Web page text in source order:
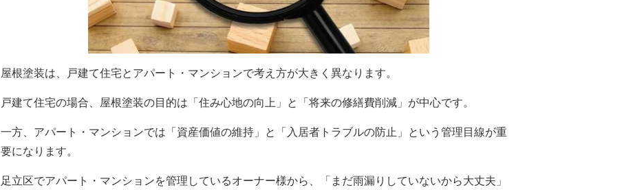
屋根塗装は、戸建て住宅とアパート・マンションで考え方が大きく異なります。
戸建て住宅の場合、屋根塗装の目的は「住み心地の向上」と「将来の修繕費削減」が中心です。
一方、アパート・マンションでは「資産価値の維持」と「入居者トラブルの防止」という管理目線が重
要になります。
足立区でアパート・マンションを管理しているオーナー様から、「まだ雨漏りしていないから大丈夫」